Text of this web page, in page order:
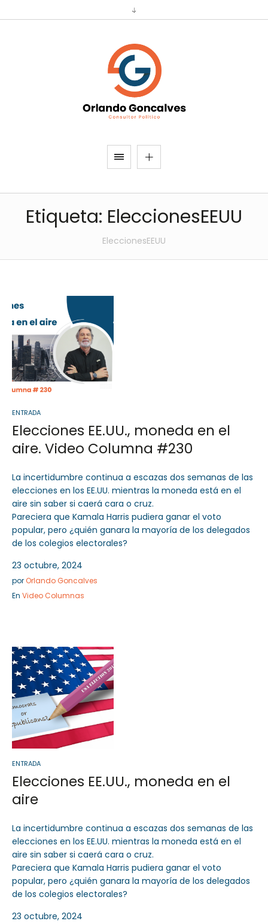
Sector Público
Servicios
Etiqueta: EleccionesEEUU
EleccionesEEUU
ENTRADA
Elecciones EE.UU., moneda en el
aire. Video Columna #230
La incertidumbre continua a escazas dos semanas de las
elecciones en los EE.UU. mientras la moneda está en el
aire sin saber si caerá cara o cruz.
Pareciera que Kamala Harris pudiera ganar el voto
popular, pero ¿quién ganara la mayoría de los delegados
de los colegios electorales?
23 octubre, 2024
por Orlando Goncalves
En Video Columnas
ENTRADA
Elecciones EE.UU., moneda en el
aire
La incertidumbre continua a escazas dos semanas de las
elecciones en los EE.UU. mientras la moneda está en el
aire sin saber si caerá cara o cruz.
Pareciera que Kamala Harris pudiera ganar el voto
popular, pero ¿quién ganara la mayoría de los delegados
de los colegios electorales?
23 octubre, 2024